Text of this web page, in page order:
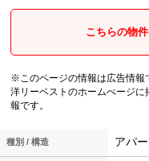
こちらの物
※このページの情報は広告情報
洋リーベストのホームぺージ
報です。
種別 / 構造 アパ